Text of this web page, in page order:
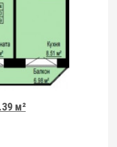
м²